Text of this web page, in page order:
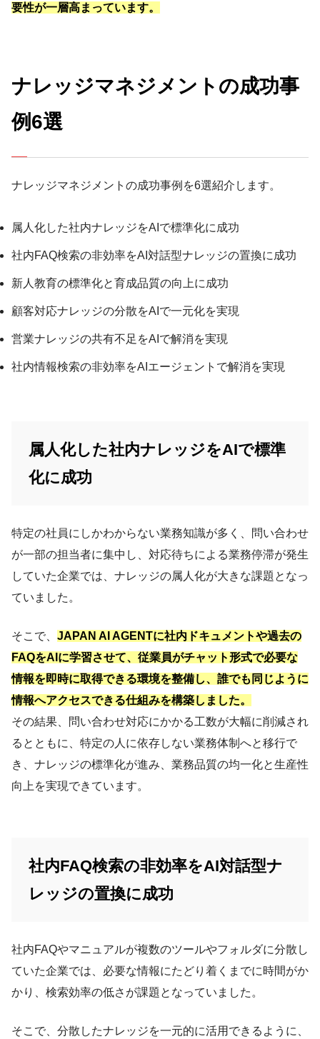
要性が一層高まっています。
ナレッジマネジメントの成功事
例6選
ナレッジマネジメントの成功事例を6選紹介します。
属人化した社内ナレッジをAIで標準化に成功
社内FAQ検索の非効率をAI対話型ナレッジの置換に成功
新人教育の標準化と育成品質の向上に成功
顧客対応ナレッジの分散をAIで一元化を実現
営業ナレッジの共有不足をAIで解消を実現
社内情報検索の非効率をAIエージェントで解消を実現
属人化した社内ナレッジをAIで標準
化に成功
特定の社員にしかわからない業務知識が多く、問い合わせ
が一部の担当者に集中し、対応待ちによる業務停滞が発生
していた企業では、ナレッジの属人化が大きな課題となっ
ていました。
そこで、 JAPAN AI AGENTに社内ドキュメントや過去の
FAQをAIに学習させて、従業員がチャット形式で必要な
情報を即時に取得できる環境を整備し、誰でも同じように
情報へアクセスできる仕組みを構築しました。
その結果、問い合わせ対応にかかる工数が大幅に削減され
るとともに、特定の人に依存しない業務体制へと移行で
き、ナレッジの標準化が進み、業務品質の均一化と生産性
向上を実現できています。
社内FAQ検索の非効率をAI対話型ナ
レッジの置換に成功
社内FAQやマニュアルが複数のツールやフォルダに分散し
ていた企業では、必要な情報にたどり着くまでに時間がか
かり、検索効率の低さが課題となっていました。
そこで、分散したナレッジを一元的に活用できるように、